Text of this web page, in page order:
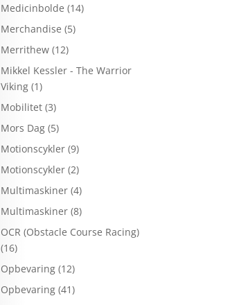
Medicinbolde (14)
Merchandise (5)
Merrithew (12)
Mikkel Kessler - The Warrior
Viking (1)
Mobilitet (3)
Mors Dag (5)
Motionscykler (9)
Motionscykler (2)
Multimaskiner (4)
Multimaskiner (8)
OCR (Obstacle Course Racing)
(16)
Opbevaring (12)
Opbevaring (41)